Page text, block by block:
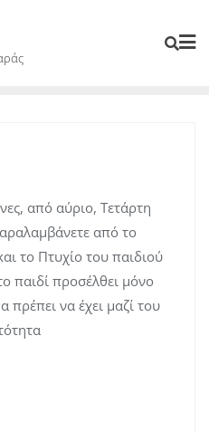
από αύριο, Τετάρτη
από το
το Πτυχίο του παιδιού
παιδί προσέλθει μόνο
να έχει μαζί του